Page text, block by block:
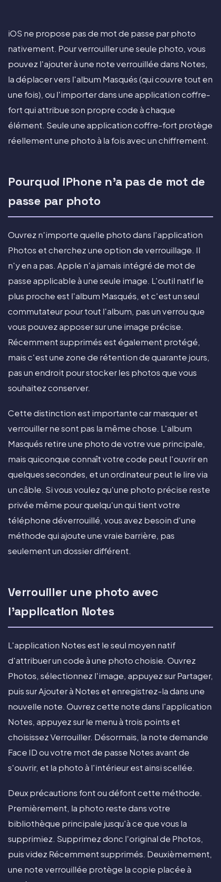
iOS ne propose pas de mot de passe par photo
nativement. Pour verrouiller une seule photo, vous
pouvez l'ajouter à une note verrouillée dans Notes,
la déplacer vers l'album Masqués (qui couvre tout en
une fois), ou l'importer dans une application coffre-
fort qui attribue son propre code à chaque
élément. Seule une application coffre-fort protège
réellement une photo à la fois avec un chiffrement.
Pourquoi iPhone n'a pas de mot de
passe par photo
Ouvrez n'importe quelle photo dans l'application
Photos et cherchez une option de verrouillage. Il
n'y en a pas. Apple n'a jamais intégré de mot de
passe applicable à une seule image. L'outil natif le
plus proche est l'album Masqués, et c'est un seul
commutateur pour tout l'album, pas un verrou que
vous pouvez apposer sur une image précise.
Récemment supprimés est également protégé,
mais c'est une zone de rétention de quarante jours,
pas un endroit pour stocker les photos que vous
souhaitez conserver.
Cette distinction est importante car masquer et
verrouiller ne sont pas la même chose. L'album
Masqués retire une photo de votre vue principale,
mais quiconque connaît votre code peut l'ouvrir en
quelques secondes, et un ordinateur peut le lire via
un câble. Si vous voulez qu'une photo précise reste
privée même pour quelqu'un qui tient votre
téléphone déverrouillé, vous avez besoin d'une
méthode qui ajoute une vraie barrière, pas
seulement un dossier différent.
Verrouiller une photo avec
l'application Notes
L'application Notes est le seul moyen natif
d'attribuer un code à une photo choisie. Ouvrez
Photos, sélectionnez l'image, appuyez sur Partager,
puis sur Ajouter à Notes et enregistrez-la dans une
nouvelle note. Ouvrez cette note dans l'application
Notes, appuyez sur le menu à trois points et
choisissez Verrouiller. Désormais, la note demande
Face ID ou votre mot de passe Notes avant de
s'ouvrir, et la photo à l'intérieur est ainsi scellée.
Deux précautions font ou défont cette méthode.
Premièrement, la photo reste dans votre
bibliothèque principale jusqu'à ce que vous la
supprimiez. Supprimez donc l'original de Photos,
puis videz Récemment supprimés. Deuxièmement,
une note verrouillée protège la copie placée à